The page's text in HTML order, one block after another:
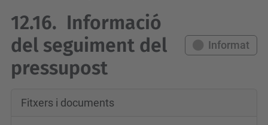
12.16. Informació
del seguiment del
pressupost
Informat
Fitxers i documents